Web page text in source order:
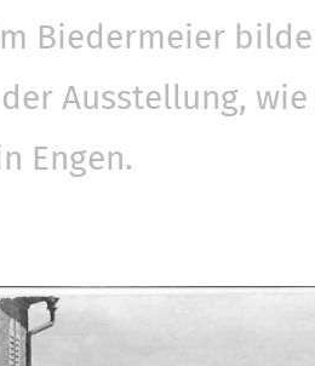
Biedermeier
Ausstellung,
Engen.